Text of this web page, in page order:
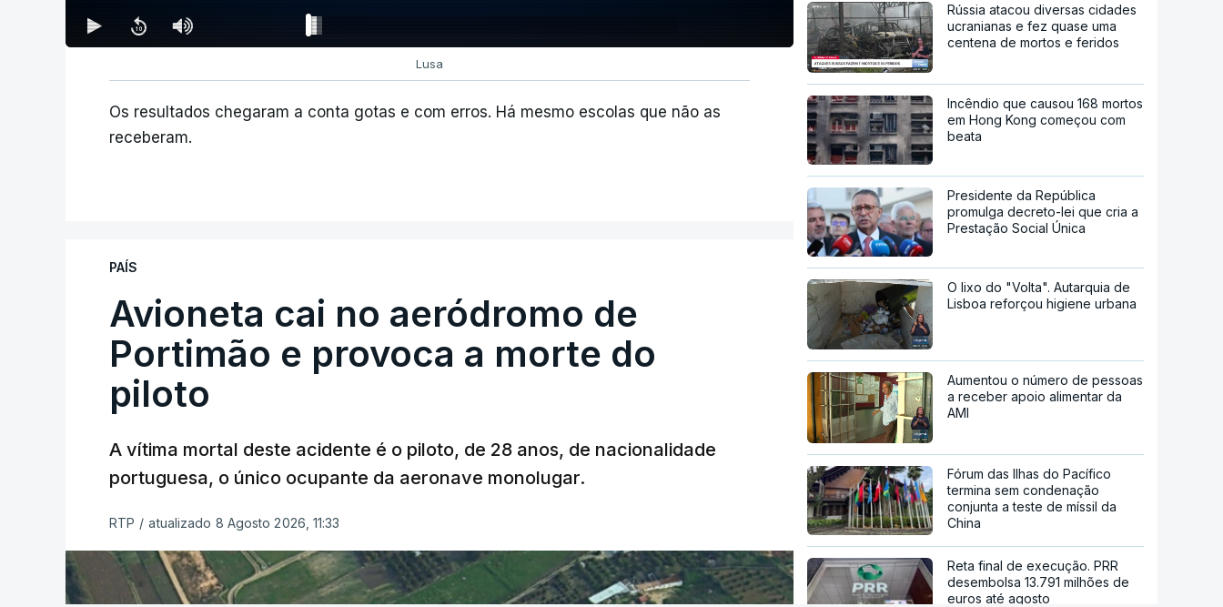
Lusa
Os resultados chegaram a conta gotas e com erros. Há mesmo escolas que não as
receberam.
PAÍS
Avioneta cai no aeródromo de
Portimão e provoca a morte do
piloto
A vítima mortal deste acidente é o piloto, de 28 anos, de nacionalidade
portuguesa, o único ocupante da aeronave monolugar.
RTP / atualizado 8 Agosto 2026, 11:33
Rússia atacou diversas cidades
ucranianas e fez quase uma
centena de mortos e feridos
Incêndio que causou 168 mortos
em Hong Kong começou com
beata
Presidente da República
promulga decreto-lei que cria a
Prestação Social Única
O lixo do "Volta". Autarquia de
Lisboa reforçou higiene urbana
Aumentou o número de pessoas
a receber apoio alimentar da
AMI
Fórum das Ilhas do Pacífico
termina sem condenação
conjunta a teste de míssil da
China
Reta final de execução. PRR
desembolsa 13.791 milhões de
euros até agosto